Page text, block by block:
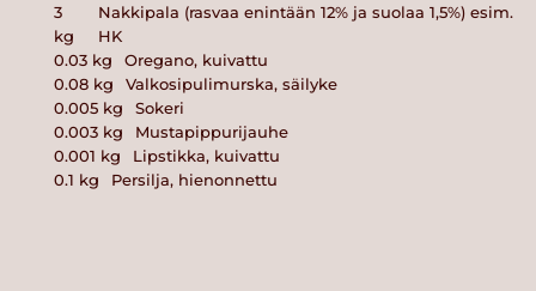
3
kg
Nakkipala (rasvaa enintään 12% ja suolaa 1,5%) esim.
HK
0.03 kg
Oregano, kuivattu
0.08 kg
Valkosipulimurska, säilyke
0.005 kg
Sokeri
0.003 kg
Mustapippurijauhe
0.001 kg
Lipstikka, kuivattu
0.1 kg Persilja, hienonnettu